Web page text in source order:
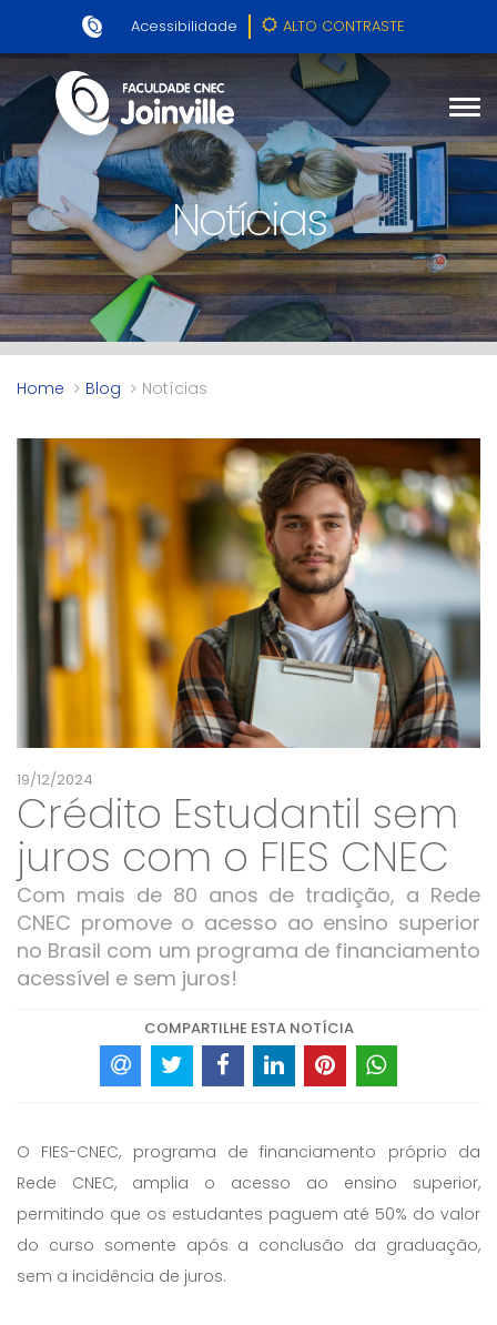
Acessibilidade ALTO CONTRASTE
Notícias
Home Blog Notícias
19/12/2024
Crédito Estudantil sem
juros com o FIES CNEC
Com mais de 80 anos de tradição, a Rede
CNEC promove o acesso ao ensino superior
no Brasil com um programa de financiamento
acessível e sem juros!
COMPARTILHE ESTA NOTÍCIA
O FIES-CNEC, programa de financiamento próprio da
Rede CNEC, amplia o acesso ao ensino superior,
permitindo que os estudantes paguem até 50% do valor
do curso somente após a conclusão da graduação,
sem a incidência de juros.